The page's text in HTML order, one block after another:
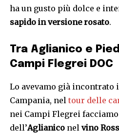
ha un gusto più dolce e
sapido in versione rosato.
Tra Aglianico e
Campi Flegrei DOC
Lo avevamo già
Campania, nel tour delle
nei Campi Flegrei
dell’Aglianico nel vino